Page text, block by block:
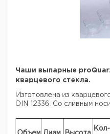
Чаши выпарные
кварцевого стекла.
Изготовлена из
DIN 12336. Со сливным
Кол-